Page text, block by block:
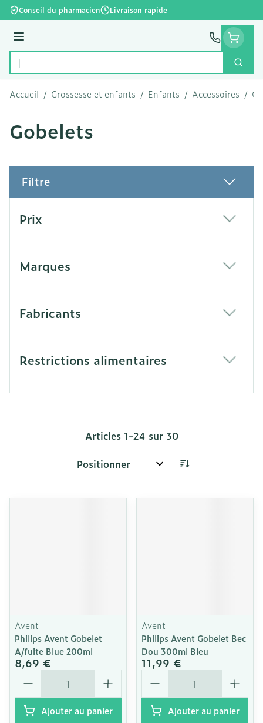
Aller au contenu
Conseil du pharmacien Livraison rapide
Menu
Rechercher
Accueil / Grossesse et enfants / Enfants / Accessoires /
Gobelets
Filtre
Prix
Marques
Fabricants
Restrictions alimentaires
Articles 1-24 sur 30
Trier par:
Avent
Philips Avent Gobelet
A/fuite Blue 200ml
8,69 €
Quantité
Ajouter au panier
Avent
Philips Avent Gobelet Bec
Dou 300ml Bleu
11,99 €
Quantité
Ajouter au panier